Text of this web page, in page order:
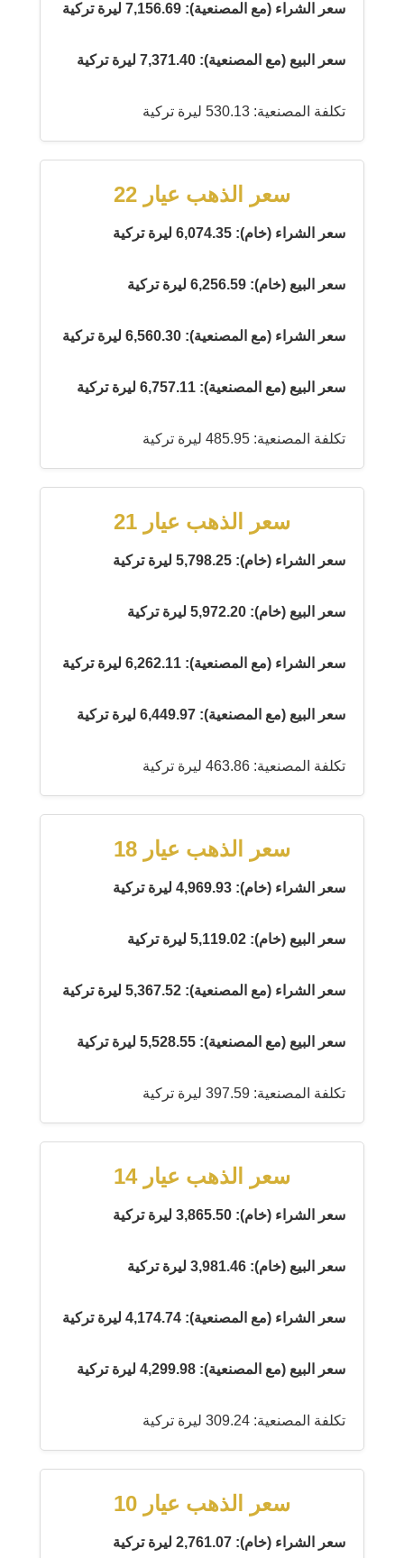
سعر الشراء (مع المصنعية): 7,156.69 ليرة تركية
سعر البيع (مع المصنعية): 7,371.40 ليرة تركية
تكلفة المصنعية: 530.13 ليرة تركية
سعر الذهب عيار 22
سعر الشراء (خام): 6,074.35 ليرة تركية
سعر البيع (خام): 6,256.59 ليرة تركية
سعر الشراء (مع المصنعية): 6,560.30 ليرة تركية
سعر البيع (مع المصنعية): 6,757.11 ليرة تركية
تكلفة المصنعية: 485.95 ليرة تركية
سعر الذهب عيار 21
سعر الشراء (خام): 5,798.25 ليرة تركية
سعر البيع (خام): 5,972.20 ليرة تركية
سعر الشراء (مع المصنعية): 6,262.11 ليرة تركية
سعر البيع (مع المصنعية): 6,449.97 ليرة تركية
تكلفة المصنعية: 463.86 ليرة تركية
سعر الذهب عيار 18
سعر الشراء (خام): 4,969.93 ليرة تركية
سعر البيع (خام): 5,119.02 ليرة تركية
سعر الشراء (مع المصنعية): 5,367.52 ليرة تركية
سعر البيع (مع المصنعية): 5,528.55 ليرة تركية
تكلفة المصنعية: 397.59 ليرة تركية
سعر الذهب عيار 14
سعر الشراء (خام): 3,865.50 ليرة تركية
سعر البيع (خام): 3,981.46 ليرة تركية
سعر الشراء (مع المصنعية): 4,174.74 ليرة تركية
سعر البيع (مع المصنعية): 4,299.98 ليرة تركية
تكلفة المصنعية: 309.24 ليرة تركية
سعر الذهب عيار 10
سعر الشراء (خام): 2,761.07 ليرة تركية